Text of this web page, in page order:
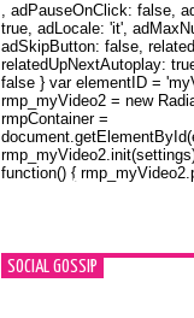
Orlando Bloom e la t-
, adPauseOnClick: false,
true, adLocale: 'it',
adSkipButton: false,
relatedUpNextAutoplay:
false } var elementID =
rmp_myVideo2 = new
rmpContainer =
function() {
SOCIAL GOSSIP